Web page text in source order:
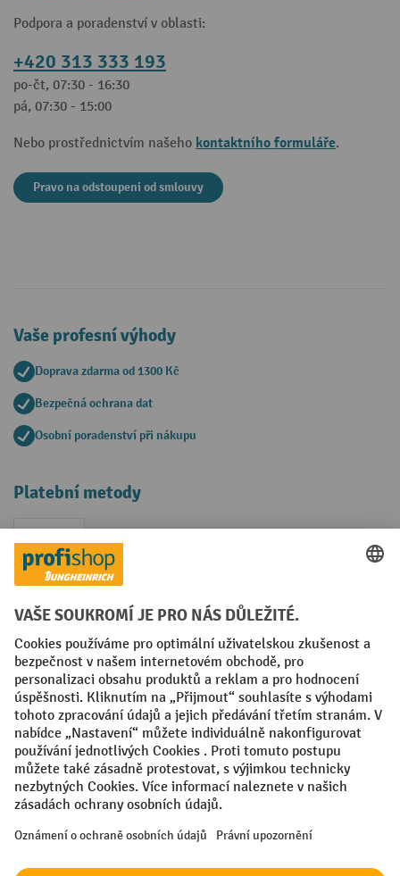
Podpora a poradenství v oblasti:
+420 313 333 193
po-čt, 07:30 - 16:30
pá, 07:30 - 15:00
Nebo prostřednictvím našeho kontaktního formuláře.
Pravo na odstoupeni od smlouvy
Vaše profesní výhody
Doprava zdarma od 1300 Kč
Bezpečná ochrana dat
Osobní poradenství při nákupu
Platební metody
Faktura
Sociální sítě
Facebook
YouTubeLinkedIn
VODP Otisk
Prohlášení o ochraně osobních údajů
Nastavení ochrany osobních údajů
All prices excl. VAT plusshipping costsand possible delivery charges,